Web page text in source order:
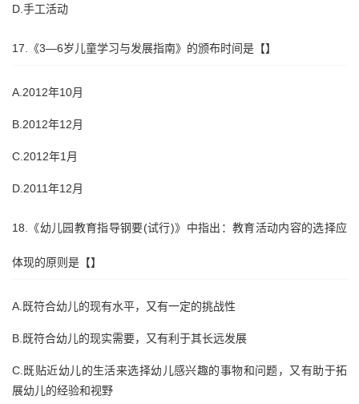
D.手工活动
17.《3—6岁儿童学习与发展指南》的颁布时间是【】
A.2012年10月
B.2012年12月
C.2012年1月
D.2011年12月
18.《幼儿园教育指导钢要(试行)》中指出：教育活动内容的选择应
体现的原则是【】
A.既符合幼儿的现有水平，又有一定的挑战性
B.既符合幼儿的现实需要，又有利于其长远发展
C.既贴近幼儿的生活来选择幼儿感兴趣的事物和问题，又有助于拓
展幼儿的经验和视野